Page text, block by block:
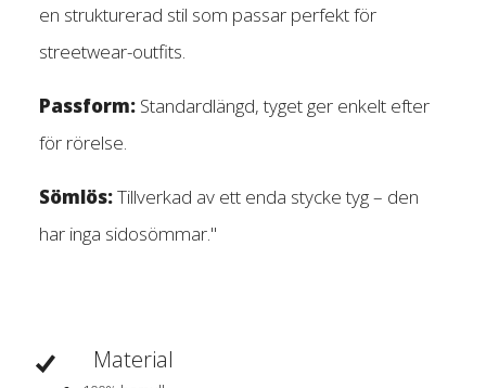
en strukturerad stil som passar perfekt för
streetwear-outfits.
Passform:Standardlängd, tyget ger enkelt efter
för rörelse.
Sömlös:Tillverkad av ett enda stycke tyg – den
har inga sidosömmar."
Material